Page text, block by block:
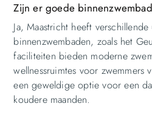
Zijn er goede
Ja, Maastricht heeft
binnenzwembaden, zoals het
faciliteiten bieden moderne
wellnessruimtes voor zwemmers
een geweldige optie voor een
koudere maanden.